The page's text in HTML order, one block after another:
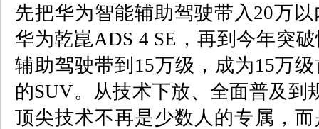
先把华为智能辅助驾驶带入 20万以
华为乾崑ADS 4 SE ，再到今年突
辅助驾驶带到 15万级，成为15万
的SUV。从技术下放、全面普及到
顶尖技术不再是少数人的专属，